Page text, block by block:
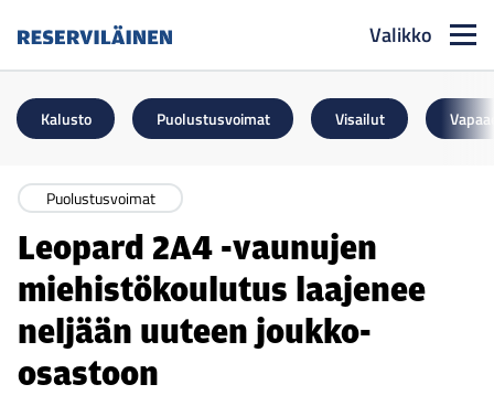
Valikko
Kalusto Puolustusvoimat Visailut
Puolustusvoimat
Leopard 2A4 -vaunujen
miehistökoulutus laajenee
neljään uuteen joukko-
osastoon